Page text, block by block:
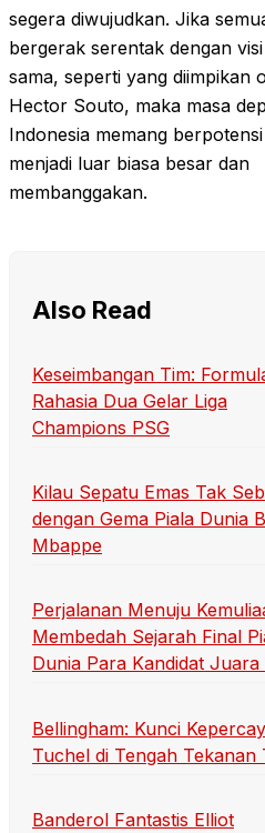
segera diwujudkan. Jika
bergerak serentak dengan
sama, seperti yang diimpikan
Hector Souto, maka masa
Indonesia memang
menjadi luar biasa besar dan
membanggakan.
Also Read
Keseimbangan Tim:
Rahasia Dua Gelar Liga
Champions PSG
Kilau Sepatu Emas Tak
dengan Gema Piala Dunia
Mbappe
Perjalanan Menuju
Membedah Sejarah Final
Dunia Para Kandidat Juara
Bellingham: Kunci
Tuchel di Tengah Tekanan
Banderol Fantastis Elliot